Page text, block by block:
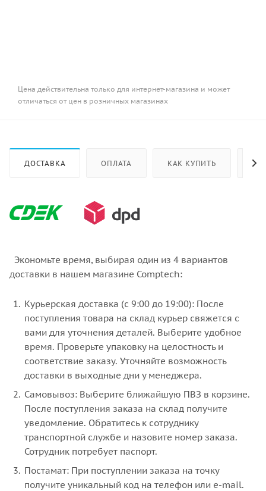
Цена действительна только для интернет-магазина и может
отличаться от цен в розничных магазинах
ДОСТАВКА ОПЛАТА КАК КУПИТЬ
Экономьте время, выбирая один из 4 вариантов
доставки в нашем магазине Comptech:
Курьерская доставка (с 9:00 до 19:00): После
поступления товара на склад курьер свяжется с
вами для уточнения деталей. Выберите удобное
время. Проверьте упаковку на целостность и
соответствие заказу. Уточняйте возможность
доставки в выходные дни у менеджера.
Самовывоз: Выберите ближайшую ПВЗ в корзине.
После поступления заказа на склад получите
уведомление. Обратитесь к сотруднику
транспортной службе и назовите номер заказа.
Сотрудник потребует паспорт.
Постамат: При поступлении заказа на точку
получите уникальный код на телефон или e-mail.